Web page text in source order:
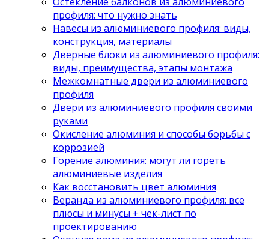
профиля: что нужно знать
Навесы из алюминиевого профиля: виды,
конструкция, материалы
Дверные блоки из алюминиевого профиля:
виды, преимущества, этапы монтажа
Межкомнатные двери из алюминиевого
профиля
Двери из алюминиевого профиля своими
руками
Окисление алюминия и способы борьбы с
коррозией
Горение алюминия: могут ли гореть
алюминиевые изделия
Как восстановить цвет алюминия
Веранда из алюминиевого профиля: все
плюсы и минусы + чек-лист по
проектированию